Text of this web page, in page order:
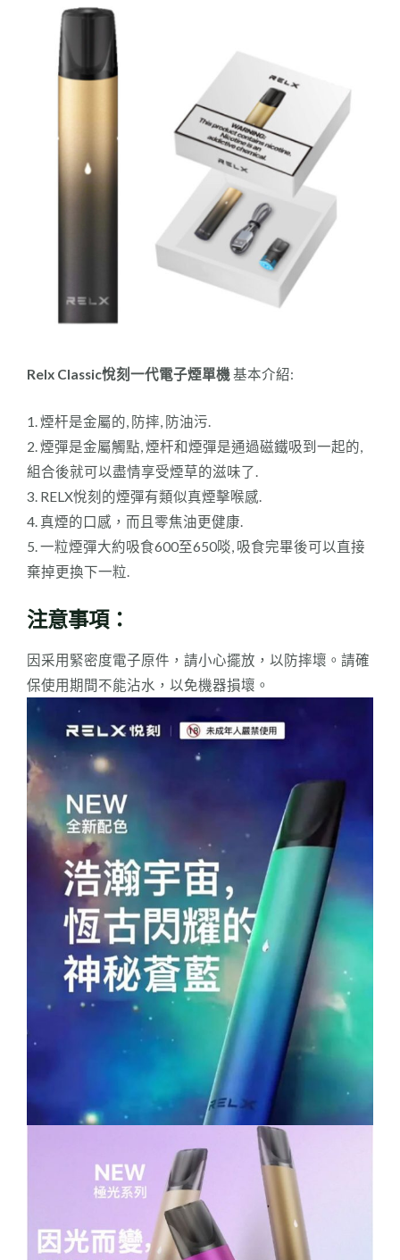
Relx Classic悅刻一代電子煙單機基本介紹:
1. 煙杆是金屬的, 防摔, 防油污.
2. 煙彈是金屬觸點, 煙杆和煙彈是通過磁鐵吸到一起的,
組合後就可以盡情享受煙草的滋味了.
3. RELX悅刻的煙彈有類似真煙擊喉感.
4. 真煙的口感，而且零焦油更健康.
5. 一粒煙彈大約吸食600至650啖, 吸食完畢後可以直接
棄掉更換下一粒.
注意事項：
因采用緊密度電子原件，請小心擺放，以防摔壞。請確
保使用期間不能沾水，以免機器損壞。